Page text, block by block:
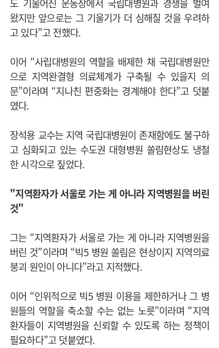
도 기울어진 운동장에서 국립대병원과 경쟁을 벌여
왔지만 앞으로는 그 기울기가 더 심해질 것을 우려하
고 있다”고 전했다.
이어 “사립대병원의 역할을 배제한 채 국립대병원만
으로 지역완결형 의료체계가 구축될 수 있을지 의
문”이라며 “지나친 편중화는 경계해야 한다”고 덧붙
였다.
장석용 교수는 지역 국립대병원이 존재함에도 불구하
고 심화되고 있는 수도권 대형병원 쏠림현상도 냉철
한 시각으로 짚었다.
"지역환자가 서울로 가는 게 아니라 지역병원을 버린
것"
그는 “지역환자가 서울로 가는 게 아니라 지역병원을
버린 것”이라며 “빅5 병원 쏠림은 현상이지 지역의료
붕괴 원인이 아니다”라고 지적했다.
이어 “인위적으로 빅5 병원 이용을 제한하거나 그 병
원들의 역할을 축소할 수는 없는 노릇”이라며 “지역
환자들이 지역병원을 신뢰할 수 있도록 하는 정책이
필요하다”고 덧붙였다.